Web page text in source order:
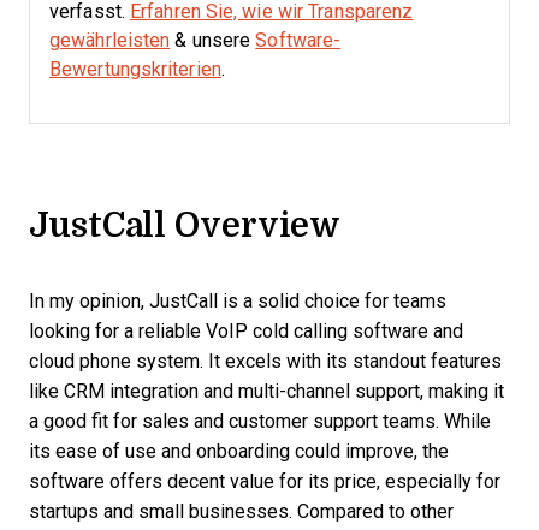
verfasst. Erfahren Sie, wie wir Transparenz
gewährleisten & unsereSoftware-
Bewertungskriterien.
JustCall Overview
In my opinion, JustCall is a solid choice for teams
looking for a reliable VoIP cold calling software and
cloud phone system. It excels with its standout features
like CRM integration and multi-channel support, making it
a good fit for sales and customer support teams. While
its ease of use and onboarding could improve, the
software offers decent value for its price, especially for
startups and small businesses. Compared to other